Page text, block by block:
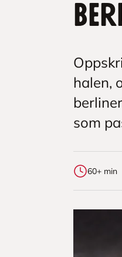
halen,
som
60+ min